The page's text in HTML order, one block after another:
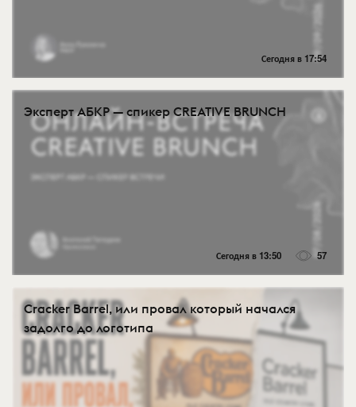
Сегодня в 17:54
Эксперт АБКР — спикер CREATIVE BRUNCH
Сегодня в 13:50 57
Cracker Barrel, или провал который начался
задолго до логотипа